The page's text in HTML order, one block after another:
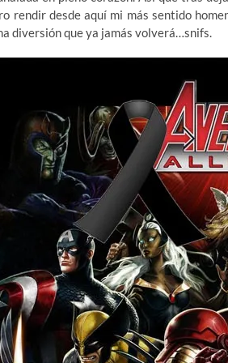
rendir desde aquí mi más sentido
diversión que ya jamás volverá…snifs.